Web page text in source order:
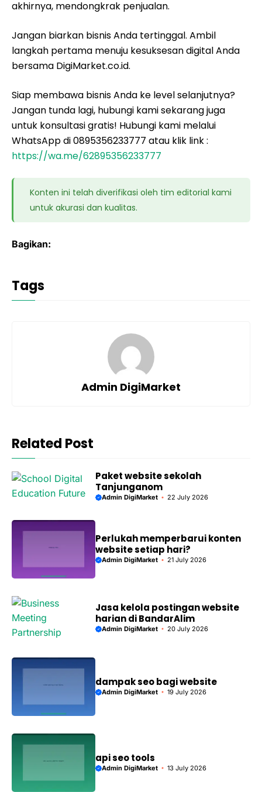
akhirnya, mendongkrak penjualan.
Jangan biarkan bisnis Anda tertinggal. Ambil
langkah pertama menuju kesuksesan digital Anda
bersama DigiMarket.co.id.
Siap membawa bisnis Anda ke level selanjutnya?
Jangan tunda lagi, hubungi kami sekarang juga
untuk konsultasi gratis! Hubungi kami melalui
WhatsApp di 0895356233777 atau klik link :
https://wa.me/62895356233777
Konten ini telah diverifikasi oleh tim editorial kami
untuk akurasi dan kualitas.
Bagikan:
Tags
Admin DigiMarket
Related Post
Paket website sekolah
Tanjunganom
Admin DigiMarket 22 July 2026
Perlukah memperbarui konten
website setiap hari?
Admin DigiMarket 21 July 2026
Jasa kelola postingan website
harian di BandarAlim
Admin DigiMarket 20 July 2026
dampak seo bagi website
Admin DigiMarket 19 July 2026
api seo tools
Admin DigiMarket 13 July 2026